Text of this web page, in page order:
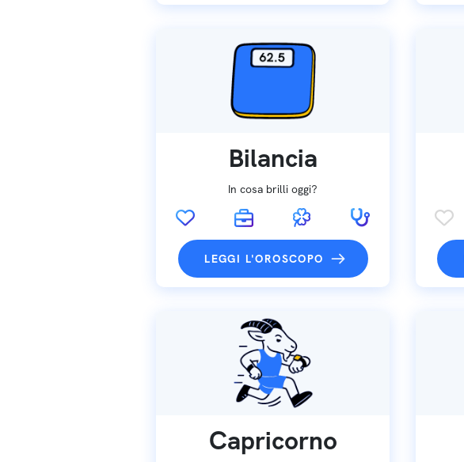
Bilancia
In cosa brilli oggi?
LEGGI L'OROSCOPO
Capricorno